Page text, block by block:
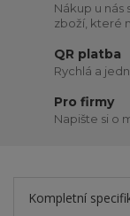
Nákup u nás
zboží, které
QR platba
Rychlá a
Pro firmy
Napište si o
Kompletní